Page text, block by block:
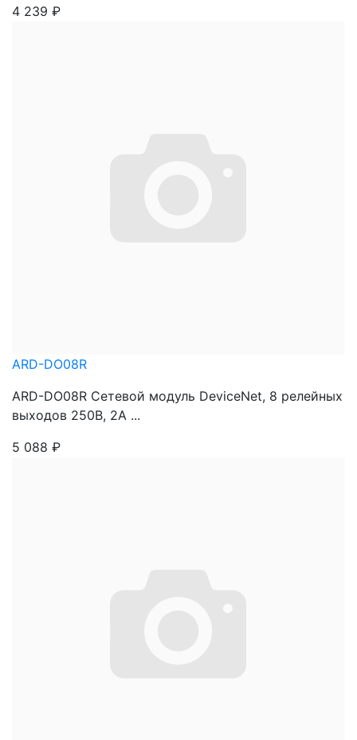
4 239 ₽
ARD-DO08R
ARD-DO08R Сетевой модуль DeviceNet, 8 релейных
выходов 250В, 2А ...
5 088 ₽